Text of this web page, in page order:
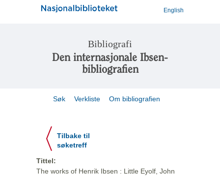
English
Bibliografi
Den internasjonale Ibsen-
bibliografien
Søk Verkliste Om bibliografien
Tilbake til
søketreff
Tittel:
The works of Henrik Ibsen : Little Eyolf, John